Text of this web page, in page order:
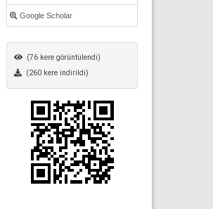
Google Scholar
(76 kere görüntülendi)
(260 kere indirildi)